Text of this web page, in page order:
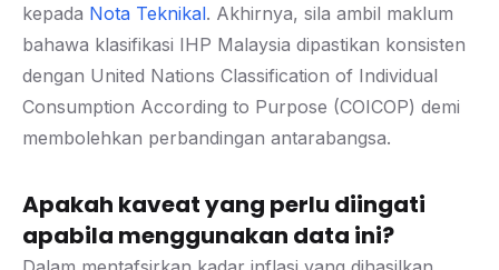
kepada Nota Teknikal. Akhirnya, sila ambil maklum
bahawa klasifikasi IHP Malaysia dipastikan konsisten
dengan United Nations Classification of Individual
Consumption According to Purpose (COICOP) demi
membolehkan perbandingan antarabangsa.
Apakah kaveat yang perlu diingati
apabila menggunakan data ini?